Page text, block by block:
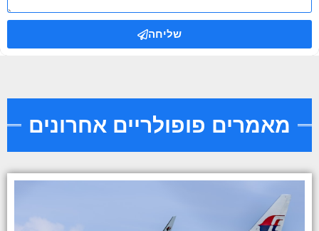
שליחה
מאמרים פופולריים אחרונים